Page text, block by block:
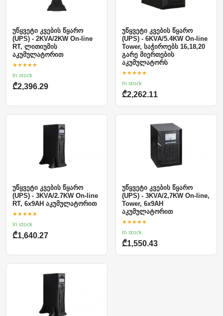
უწყვეტი კვების წყარო
(UPS) - 2KVA/2KW On-line
RT, ლითიუმის
აკუმულატორით
★★★★★
In stock
₾2,396.29
უწყვეტი კვების წყარო
(UPS) - 6KVA/5.4KW On-line
Tower, საჭიროებს 16,18,20
გარე მიერთების
აკუმულატორს
★★★★★
In stock
₾2,262.11
უწყვეტი კვების წყარო
(UPS) - 3KVA/2.7KW On-line
RT, 6x9AH აკუმულატორით
★★★★★
In stock
₾1,640.27
უწყვეტი კვების წყარო
(UPS) - 3KVA/2,7KW On-line,
Tower, 6x9AH
აკუმულატორით
★★★★★
In stock
₾1,550.43